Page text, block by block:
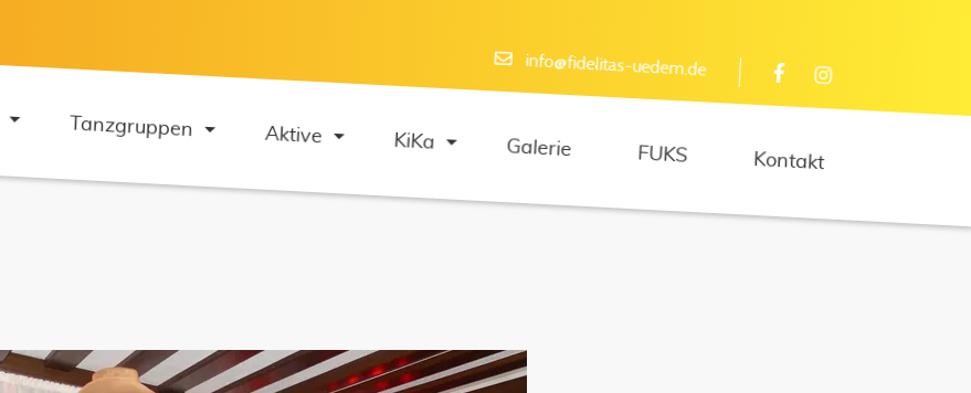
info@fidelitas-uedem.de
Tanzgruppen Aktive KiKa Galerie FUKS Kontakt